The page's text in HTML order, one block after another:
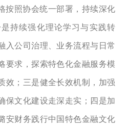
按照协会统一部署，持续深化
持续强化理论学习与实践转
入公司治理、业务流程与日常
要求，探索特色化金融服务模
效；三是健全长效机制，加强
保文化建设走深走实；四是加
安财务践行中国特色金融文化